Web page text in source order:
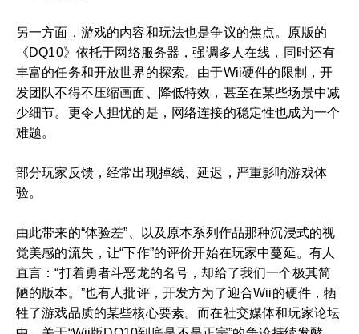
另一方面，游戏的内容和玩法也是争议的焦点。原版的
《DQ10》依托于网络服务器，强调多人在线，同时还有
丰富的任务和开放世界的探索。由于Wii硬件的限制，开
发团队不得不压缩画面、降低特效，甚至在某些场景中减
少细节。更令人担忧的是，网络连接的稳定性也成为一个
难题。
部分玩家反馈，经常出现掉线、延迟，严重影响游戏体
验。
由此带来的“体验差”、以及原本系列作品那种沉浸式的视
觉美感的流失，让“下作”的评价开始在玩家中蔓延。有人
直言：“打着勇者斗恶龙的名号，却给了我们一个极其简
陋的版本。”也有人批评，开发方为了迎合Wii的硬件，牺
牲了游戏品质的某些核心要素。而在社交媒体和玩家论坛